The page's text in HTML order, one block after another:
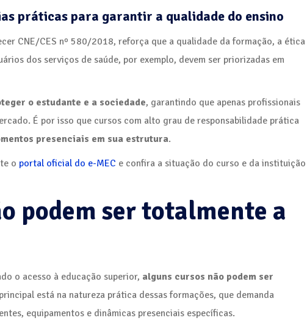
práticas para garantir a qualidade do ensino
CNE/CES nº 580/2018, reforça que a qualidade da formação, a ética
dos serviços de saúde, por exemplo, devem ser priorizadas em
o estudante e a sociedade, garantindo que apenas profissionais
É por isso que cursos com alto grau de responsabilidade prática
presenciais em sua estrutura.
o portal oficial do e-MEC e confira a situação do curso e da instituição
podem ser totalmente a
o acesso à educação superior, alguns cursos não podem ser
está na natureza prática dessas formações, que demanda
equipamentos e dinâmicas presenciais específicas.